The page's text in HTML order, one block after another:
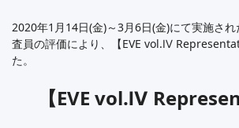
2020年1月14日(金)～3月6日(金)にて実施さ
査員の評価により、【EVE vol.Ⅳ
た。
【EVE vol.Ⅳ